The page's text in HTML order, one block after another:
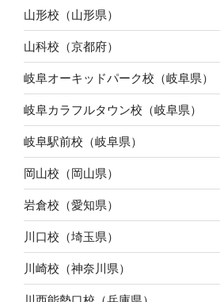
山形校（山形県）
山科校（京都府）
岐阜オーキッドパーク校（岐阜県）
岐阜カラフルタウン校（岐阜県）
岐阜駅前校（岐阜県）
岡山校（岡山県）
岩倉校（愛知県）
川口校（埼玉県）
川崎校（神奈川県）